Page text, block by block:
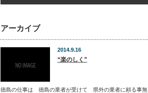
アーカイブ
2014.9.16
“楽のしく”
徳島の仕事は 徳島の業者が受けて 県外の業者に頼る事無